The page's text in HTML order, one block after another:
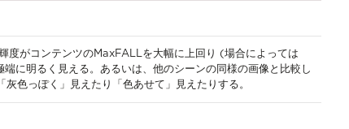
度がコンテンツのMaxFALLを大幅に上回り (場合によっては
に明るく見える。あるいは、他のシーンの同様の画像と比較し
色っぽく」見えたり「色あせて」見えたりする。